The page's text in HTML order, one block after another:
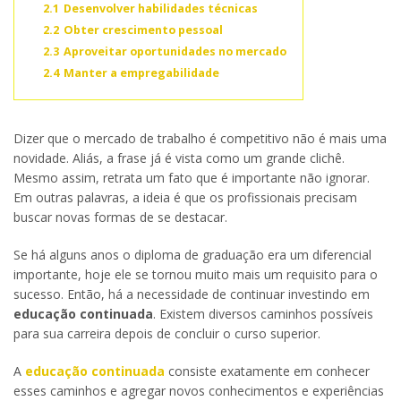
2.1 Desenvolver habilidades técnicas
2.2 Obter crescimento pessoal
2.3 Aproveitar oportunidades no mercado
2.4 Manter a empregabilidade
Dizer que o mercado de trabalho é competitivo não é mais uma
novidade. Aliás, a frase já é vista como um grande clichê.
Mesmo assim, retrata um fato que é importante não ignorar.
Em outras palavras, a ideia é que os profissionais precisam
buscar novas formas de se destacar.
Se há alguns anos o diploma de graduação era um diferencial
importante, hoje ele se tornou muito mais um requisito para o
sucesso. Então, há a necessidade de continuar investindo em
educação continuada. Existem diversos caminhos possíveis
para sua carreira depois de concluir o curso superior.
A educação continuada consiste exatamente em conhecer
esses caminhos e agregar novos conhecimentos e experiências